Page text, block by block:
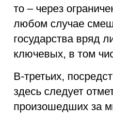
то – через
любом случае
государства вряд
ключевых, в том
В-третьих,
здесь следует
произошедших за